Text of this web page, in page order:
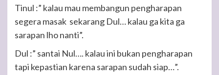
Tinul :” kalau mau membangun pengharapan
segera masak sekarang Dul… kalau ga kita ga
sarapan lho nanti”.
Dul :” santai Nul…. kalau ini bukan pengharapan
tapi kepastian karena sarapan sudah siap…”.